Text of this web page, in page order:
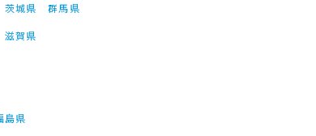
茨城県
群馬県
滋賀県
島県